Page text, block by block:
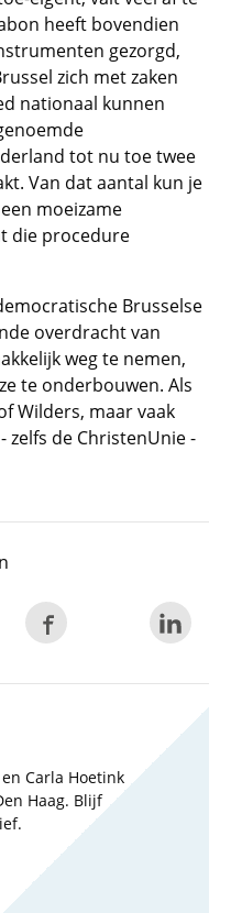
heeft bovendien
gezorgd,
zich met zaken
nationaal kunnen
tot nu toe twee
Van dat aantal kun je
moeizame
die procedure
Brusselse
overdracht van
weg te nemen,
te onderbouwen. Als
Wilders, maar vaak
zelfs de ChristenUnie -
Carla Hoetink
Haag. Blijf